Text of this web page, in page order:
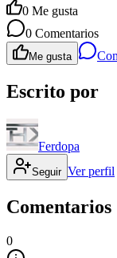
0 Me gusta
0 Comentarios
Me gusta
Escrito por
Ferdopa
Seguir Ver perfil
Comentarios
0